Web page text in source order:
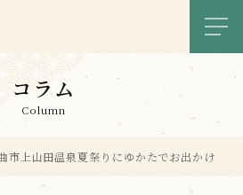
メ
コラム
Column
市上山田温泉夏祭りにゆかたでお出かけ